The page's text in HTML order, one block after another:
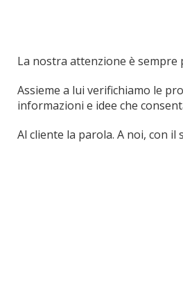
La nostra attenzione è
Assieme a lui verifichiamo le
informazioni e idee che
Al cliente la parola. A noi, con